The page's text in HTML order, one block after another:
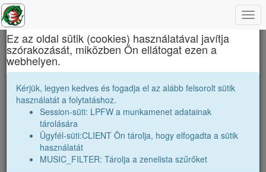
Báthory István Elméleti Líceum
Vendégek, jó barátok
Névsor bővítése jó baráttal
Vendégek száma:0
nagyobbak |1982 12A 1982 12B
párhuzamos|1983 12A|1983 12C|
kissebbek |1984 12A
×
Ez az oldal sütik (cookies) használatával javítja
szórakozását, miközben Ön ellátogat ezen a
webhelyen.
Kérjük, legyen kedves és fogadja el az alább felsorolt sütik
használatát a folytatáshoz.
Session-süti: LPFW a munkamenet adatainak
tárolására
Ügyfél-süti:CLIENT Ön tárolja, hogy elfogadta a sütik
használatát
MUSIC_FILTER: Tárolja a zenelista szűrőket